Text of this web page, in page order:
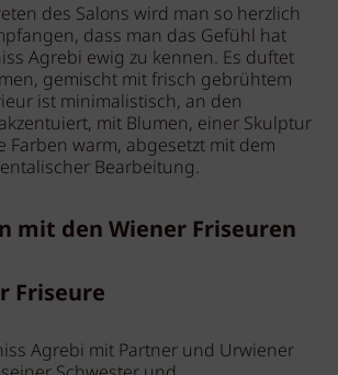
des Salons wird man so herzlich
dass man das Gefühl hat
Agrebi ewig zu kennen. Es duftet
gemischt mit frisch gebrühtem
ist minimalistisch, an den
mit Blumen, einer Skulptur
Farben warm, abgesetzt mit dem
Bearbeitung.
mit den Wiener Friseuren
Friseure
Agrebi mit Partner und Urwiener